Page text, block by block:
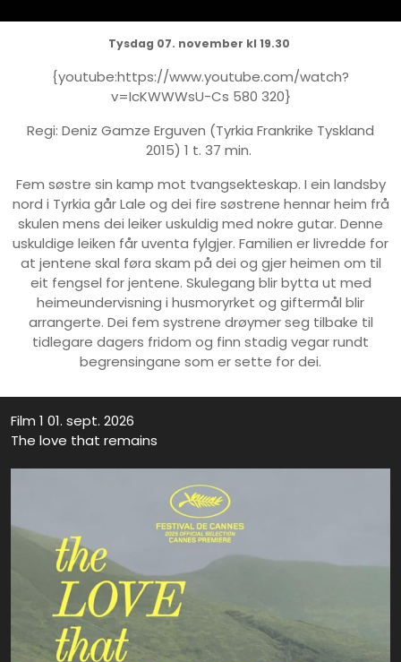
Tysdag 07. november kl 19.30
{youtube:https://www.youtube.com/watch?
v=IcKWWWsU-Cs 580 320}
Regi: Deniz Gamze Erguven (Tyrkia Frankrike Tyskland
2015) 1 t. 37 min.
Fem søstre sin kamp mot tvangsekteskap. I ein landsby
nord i Tyrkia går Lale og dei fire søstrene hennar heim frå
skulen mens dei leiker uskuldig med nokre gutar. Denne
uskuldige leiken får uventa fylgjer. Familien er livredde for
at jentene skal føra skam på dei og gjer heimen om til
eit fengsel for jentene. Skulegang blir bytta ut med
heimeundervisning i husmoryrket og giftermål blir
arrangerte. Dei fem systrene drøymer seg tilbake til
tidlegare dagers fridom og finn stadig vegar rundt
begrensingane som er sette for dei.
Film 1 01. sept. 2026
The love that remains